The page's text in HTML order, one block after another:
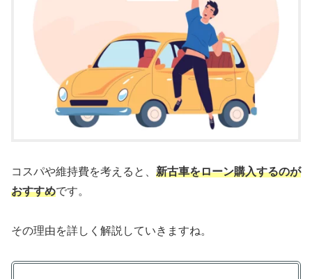
コスパや維持費を考えると、 新古車をローン購入するのが
おすすめです。
その理由を詳しく解説していきますね。